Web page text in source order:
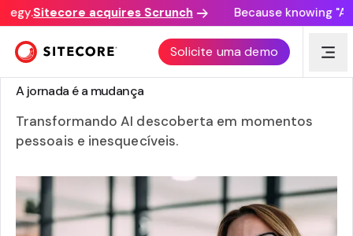
Sitecore acquires Scrunch Because knowing
Solicite uma demo
RELATÓRIO
A jornada é a mudança
Transformando AI descoberta em momentos
pessoais e inesquecíveis.